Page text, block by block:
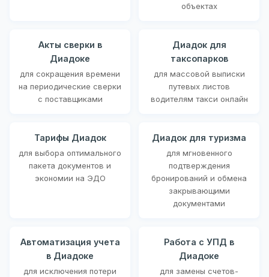
объектах
Акты сверки в
Диадоке
для сокращения времени
на периодические сверки
с поставщиками
Диадок для
таксопарков
для массовой выписки
путевых листов
водителям такси онлайн
Тарифы Диадок
для выбора оптимального
пакета документов и
экономии на ЭДО
Диадок для туризма
для мгновенного
подтверждения
бронирований и обмена
закрывающими
документами
Автоматизация учета
в Диадоке
для исключения потери
Работа с УПД в
Диадоке
для замены счетов-